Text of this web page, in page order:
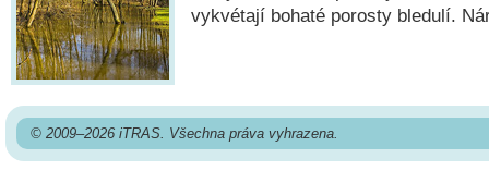
vykvétají bohaté porosty bledulí.
© 2009–2026 iTRAS. Všechna práva vyhrazena.